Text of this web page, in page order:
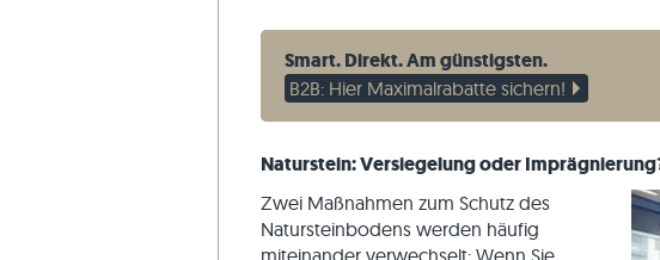
Smart. Direkt. Am günstigsten.
B2B: Hier Maximalrabatte sichern!
Naturstein: Versiegelung oder
Zwei Maßnahmen zum Schutz des
Natursteinbodens werden häufig
miteinander verwechselt: Wenn Sie